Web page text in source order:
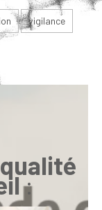
vigilance
: